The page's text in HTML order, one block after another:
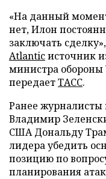
«На данный
нет, Илон
заключать
Atlanticисточник
министра
передаетТАСС.
Ранее журналисты
Владимир
США Дональду
лидера убедить
позицию по
планирования